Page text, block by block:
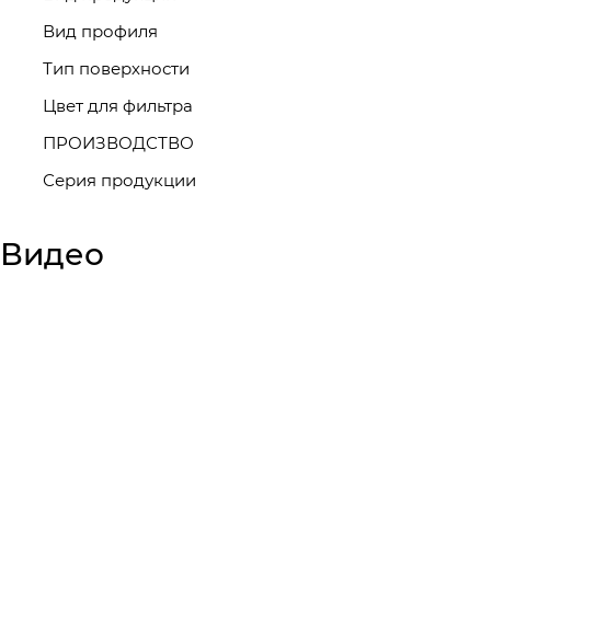
Вид профиля
Тип поверхности
Цвет для фильтра
ПРОИЗВОДСТВО
Серия продукции
Видео